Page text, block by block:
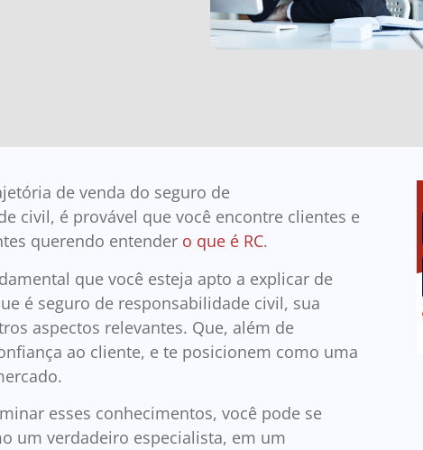
de venda do seguro de
civil, é provável que você encontre clientes e
querendo entender o que é RC.
que você esteja apto a explicar de
é seguro de responsabilidade civil, sua
aspectos relevantes. Que, além de
ao cliente, e te posicionem como uma
esses conhecimentos, você pode se
um verdadeiro especialista, em um